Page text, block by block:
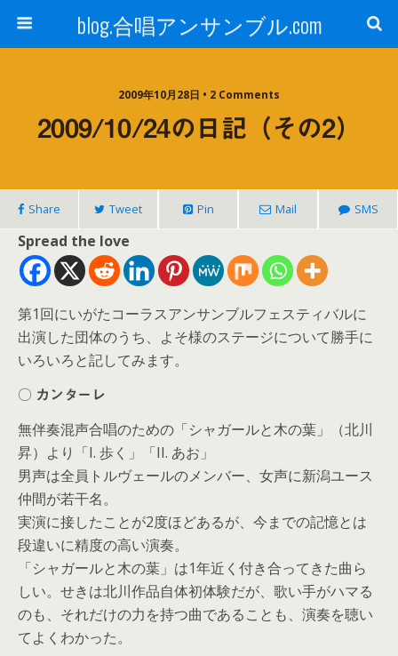
blog.合唱アンサンブル.com
2009年10月28日 • 2 Comments
2009/10/24の日記（その2）
Share Tweet Pin Mail SMS
Spread the love
第1回にいがたコーラスアンサンブルフェスティバルに
出演した団体のうち、よそ様のステージについて勝手に
いろいろと記してみます。
○ カンターレ
無伴奏混声合唱のための「シャガールと木の葉」（北川
昇）より「I. 歩く」「II. あお」
男声は全員トルヴェールのメンバー、女声に新潟ユース
仲間が若干名。
実演に接したことが2度ほどあるが、今までの記憶とは
段違いに精度の高い演奏。
「シャガールと木の葉」は1年近く付き合ってきた曲ら
しい。せきは北川作品自体初体験だが、歌い手がハマる
のも、それだけの力を持つ曲であることも、演奏を聴い
てよくわかった。